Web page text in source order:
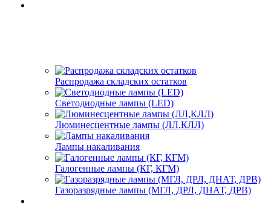
Распродажа складских остатков
Светодиодные лампы (LED)
Люминесцентные лампы (ЛЛ,КЛЛ)
Лампы накаливания
Галогенные лампы (КГ, КГМ)
Газоразрядные лампы (МГЛ, ДРЛ, ДНАТ, ДРВ)